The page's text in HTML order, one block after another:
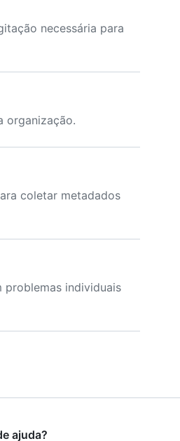
necessária para
organização.
coletar metadados
problemas individuais
ajuda?